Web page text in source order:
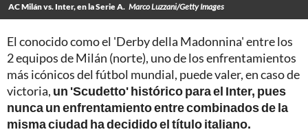
AC Milán vs. Inter, en la Serie A. Marco Luzzani/Getty Images
El conocido como el 'Derby della Madonnina' entre los
2 equipos de Milán (norte), uno de los enfrentamientos
más icónicos del fútbol mundial, puede valer, en caso de
victoria, un 'Scudetto' histórico para el Inter, pues
nunca un enfrentamiento entre combinados de la
misma ciudad ha decidido el título italiano.